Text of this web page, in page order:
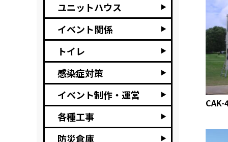
ユニットハウス
イベント関係
トイレ
感染症対策
イベント制作・運営
各種工事
防災倉庫